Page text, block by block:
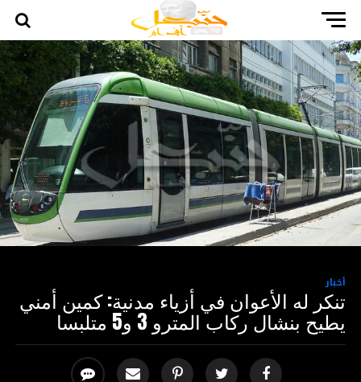
أخبار
تنكر له الأعوان في أزياء مدنية: كمين أمني
يطيح بنشال ركاب المترو 3 و5 متلبسا